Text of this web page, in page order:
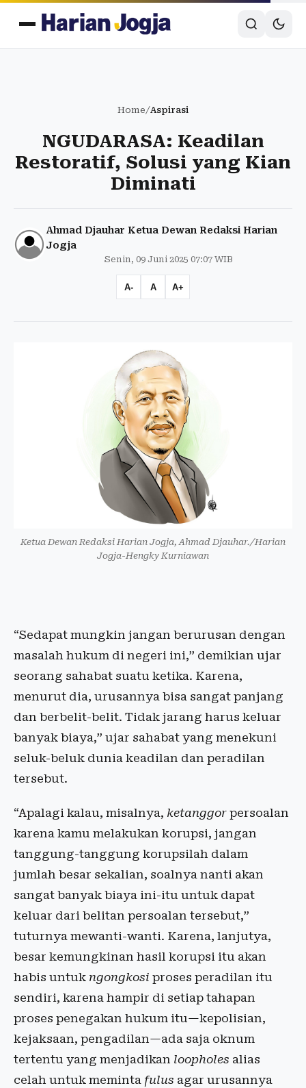
Home/Aspirasi
NGUDARASA: Keadilan
Restoratif, Solusi yang Kian
Diminati
Ahmad Djauhar Ketua Dewan Redaksi Harian
Jogja
Senin, 09 Juni 2025 07:07 WIB
A- A A+
Ketua Dewan Redaksi Harian Jogja, Ahmad Djauhar./Harian
Jogja-Hengky Kurniawan
“Sedapat mungkin jangan berurusan dengan
masalah hukum di negeri ini,” demikian ujar
seorang sahabat suatu ketika. Karena,
menurut dia, urusannya bisa sangat panjang
dan berbelit-belit. Tidak jarang harus keluar
banyak biaya,” ujar sahabat yang menekuni
seluk-beluk dunia keadilan dan peradilan
tersebut.
“Apalagi kalau, misalnya, ketanggor persoalan
karena kamu melakukan korupsi, jangan
tanggung-tanggung korupsilah dalam
jumlah besar sekalian, soalnya nanti akan
sangat banyak biaya ini-itu untuk dapat
keluar dari belitan persoalan tersebut,”
tuturnya mewanti-wanti. Karena, lanjutya,
besar kemungkinan hasil korupsi itu akan
habis untuk ngongkosi proses peradilan itu
sendiri, karena hampir di setiap tahapan
proses penegakan hukum itu—kepolisian,
kejaksaan, pengadilan—ada saja oknum
tertentu yang menjadikan loopholes alias
celah untuk meminta fulus agar urusannya